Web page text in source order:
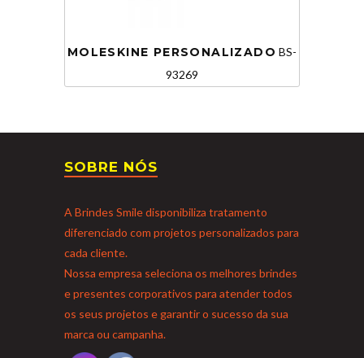
MOLESKINE PERSONALIZADO BS-
93269
SOBRE NÓS
A Brindes Smile disponibiliza tratamento
diferenciado com projetos personalizados para
cada cliente.
Nossa empresa seleciona os melhores brindes
e presentes corporativos para atender todos
os seus projetos e garantir o sucesso da sua
marca ou campanha.